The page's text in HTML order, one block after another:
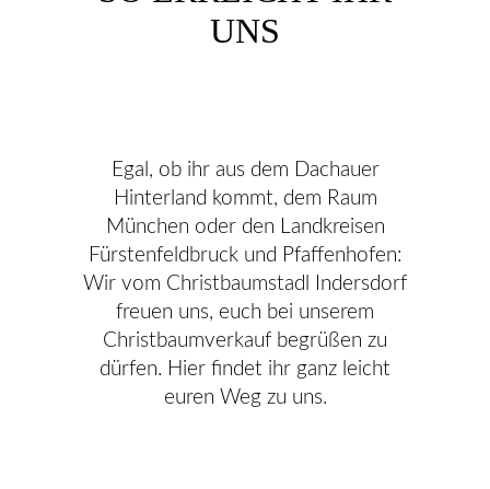
UNS
Egal, ob ihr aus dem Dachauer
Hinterland kommt, dem Raum
München oder den Landkreisen
Fürstenfeldbruck und Pfaffenhofen:
Wir vom Christbaumstadl Indersdorf
freuen uns, euch bei unserem
Christbaumverkauf begrüßen zu
dürfen. Hier findet ihr ganz leicht
euren Weg zu uns.